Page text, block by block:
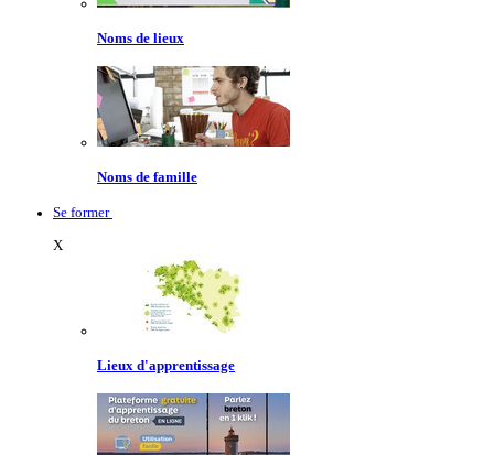
Noms de lieux
Noms de famille
Se former
X
Lieux d'apprentissage